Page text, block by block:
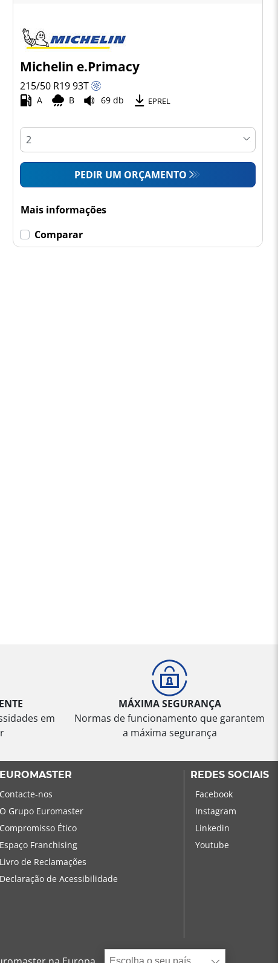
Michelin e.Primacy
215/50 R1993T
A B 69 db EPREL
PEDIR UM ORÇAMENTO
Mais informações
Comparar
em
MÁXIMA SEGURANÇA
Normas de funcionamento que garantem
a máxima segurança
EUROMASTER
Contacte-nos
O Grupo Euromaster
Compromisso Ético
Espaço Franchising
Livro de Reclamações
Declaração de Acessibilidade
REDES SOCIAIS
Facebook
Instagram
Linkedin
Youtube
Escolha o seu país